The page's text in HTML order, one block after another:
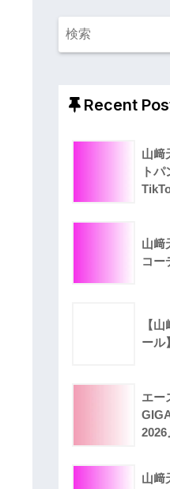
Recent
山﨑
ト
山﨑
コー
【
ール
エー
2026
山﨑